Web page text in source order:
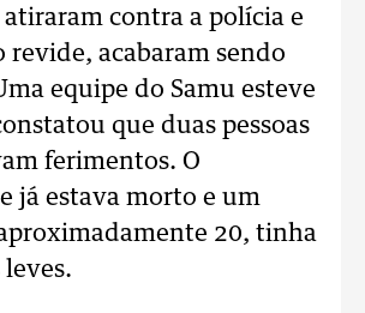
contra a polícia e
revide, acabaram sendo
equipe do Samu esteve
que duas pessoas
ferimentos. O
já estava morto e um
20, tinha